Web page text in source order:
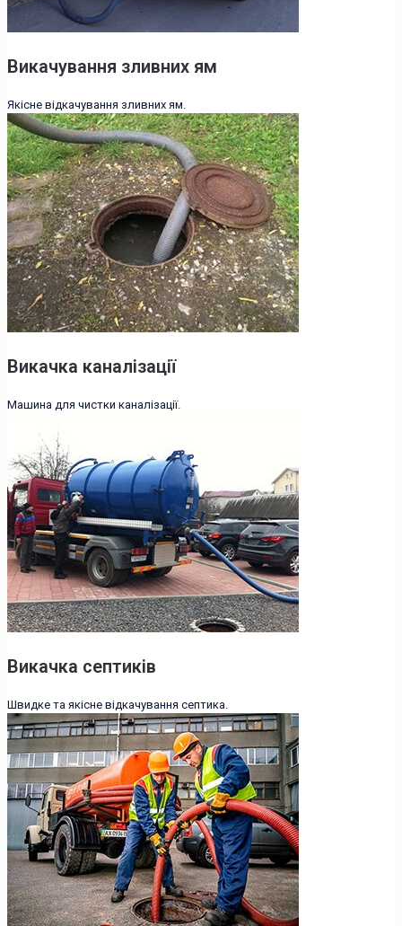
Викачування зливних ям
Якісне відкачування зливних ям.
Викачка каналізації
Машина для чистки каналізації.
Викачка септиків
Швидке та якісне відкачування септика.